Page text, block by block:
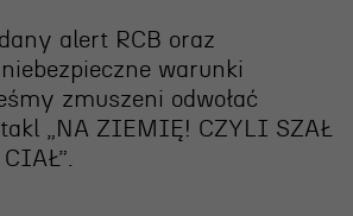
alert RCB oraz
warunki
zmuszeni odwołać
„NA ZIEMIĘ! CZYLI SZAŁ
.